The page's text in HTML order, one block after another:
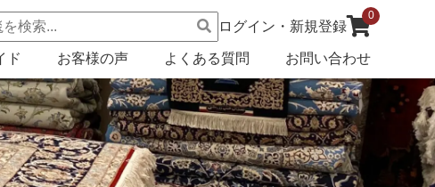
ログイン・新規登録
0
ド お客様の声 よくある質問 お問い合わせ